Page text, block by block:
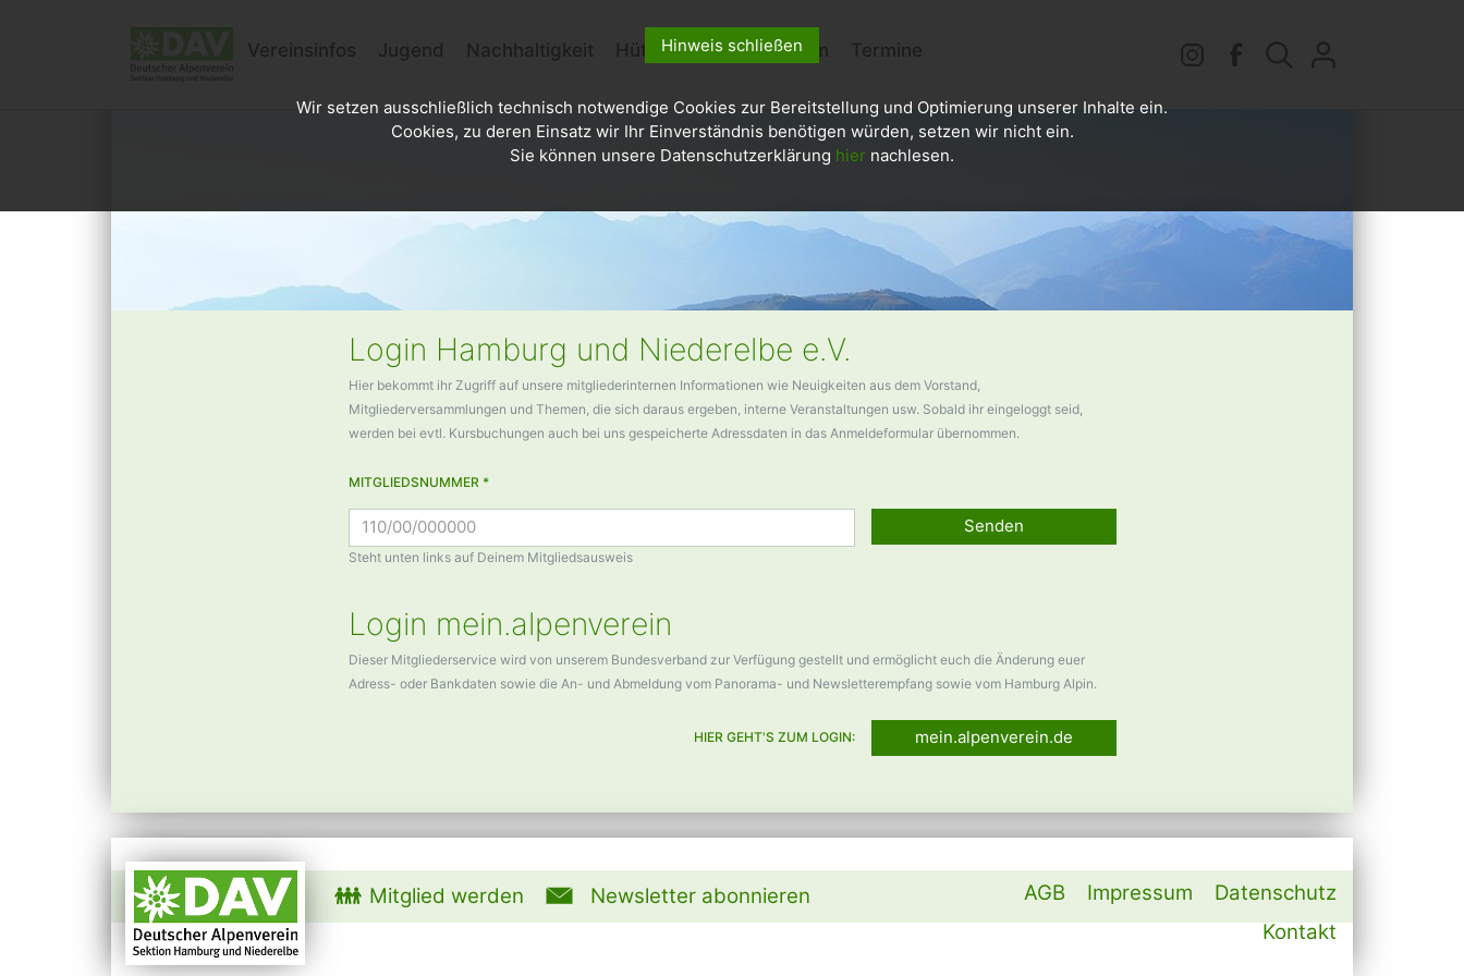
Vereinsinfos Jugend Nachhaltigkeit Hütten Kletterzentrum Termine
Login Hamburg und Niederelbe e.V.
Hier bekommt ihr Zugriff auf unsere mitgliederinternen Informationen wie Neuigkeiten aus dem Vorstand,
Mitgliederversammlungen und Themen, die sich daraus ergeben, interne Veranstaltungen usw. Sobald ihr eingeloggt seid,
werden bei evtl. Kursbuchungen auch bei uns gespeicherte Adressdaten in das Anmeldeformular übernommen.
MITGLIEDSNUMMER *
Steht unten links auf Deinem Mitgliedsausweis
Senden
Login mein.alpenverein
Dieser Mitgliederservice wird von unserem Bundesverband zur Verfügung gestellt und ermöglicht euch die Änderung euer
Adress- oder Bankdaten sowie die An- und Abmeldung vom Panorama- und Newsletterempfang sowie vom Hamburg Alpin.
HIER GEHT'S ZUM LOGIN: mein.alpenverein.de
Mitglied werden Newsletter abonnieren Datenschutz
Impressum
AGB
Kontakt
Hinweis schließen
Wir setzen ausschließlich technisch notwendige Cookies zur Bereitstellung und Optimierung unserer Inhalte ein.
Cookies, zu deren Einsatz wir Ihr Einverständnis benötigen würden, setzen wir nicht ein.
Sie können unsere Datenschutzerklärung hier nachlesen.